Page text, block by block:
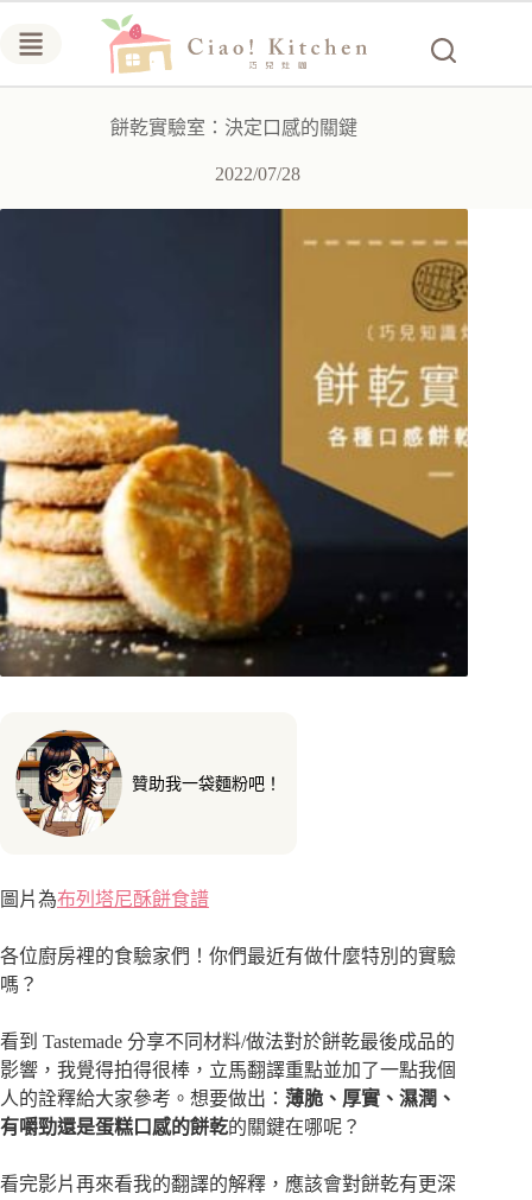
餅乾實驗室：決定口感的關鍵
2022/07/28
贊助我一袋麵粉吧！
圖片為布列塔尼酥餅食譜
各位廚房裡的食驗家們！你們最近有做什麼特別的實驗
嗎？
看到 Tastemade 分享不同材料/做法對於餅乾最後成品的
影響，我覺得拍得很棒，立馬翻譯重點並加了一點我個
人的詮釋給大家參考。想要做出： 薄脆、厚實、濕潤、
有嚼勁還是蛋糕口感的餅乾的關鍵在哪呢？
看完影片再來看我的翻譯的解釋，應該會對餅乾有更深